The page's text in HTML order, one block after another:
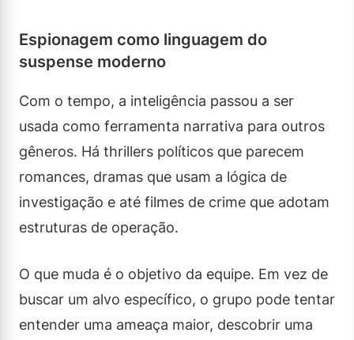
Espionagem como linguagem do
suspense moderno
Com o tempo, a inteligência passou a ser
usada como ferramenta narrativa para outros
gêneros. Há thrillers políticos que parecem
romances, dramas que usam a lógica de
investigação e até filmes de crime que adotam
estruturas de operação.
O que muda é o objetivo da equipe. Em vez de
buscar um alvo específico, o grupo pode tentar
entender uma ameaça maior, descobrir uma